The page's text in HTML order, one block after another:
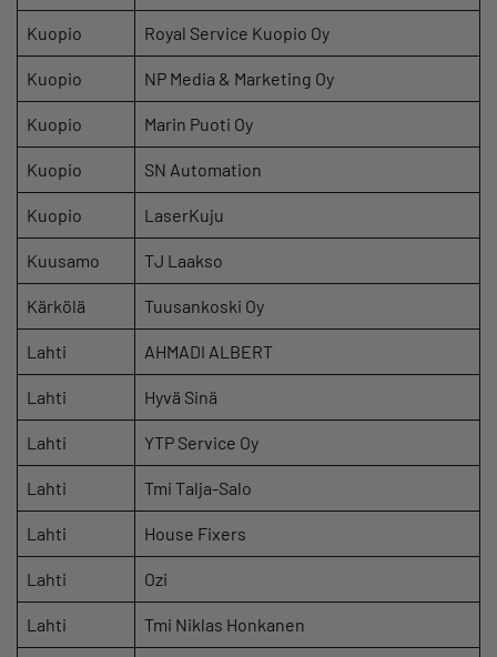
Kuopio Royal Service Kuopio Oy
Kuopio NP Media & Marketing Oy
Kuopio Marin Puoti Oy
Kuopio SN Automation
Kuopio LaserKuju
Kuusamo TJ Laakso
Kärkölä Tuusankoski Oy
Lahti AHMADI ALBERT
Lahti Hyvä Sinä
Lahti YTP Service Oy
Lahti Tmi Talja-Salo
Lahti House Fixers
Lahti Ozi
Lahti Tmi Niklas Honkanen